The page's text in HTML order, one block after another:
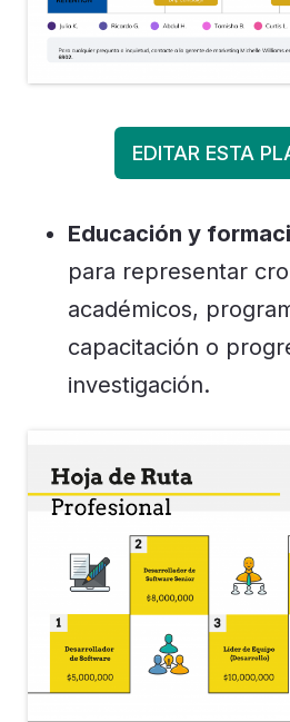
EDITAR ESTA
Educación y
para representar
académicos,
capacitación o
investigación.